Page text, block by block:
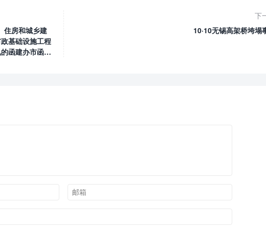
住房和城乡建
基础设施工程
函建办市函
下
10·10无锡高架桥垮塌